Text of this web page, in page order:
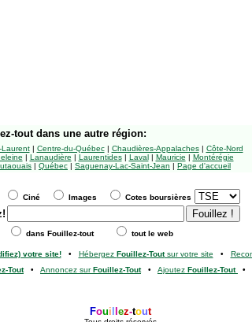
toutdans une autre région:
Laurent| Centre-du-Québec| Chaudières-Appalaches| Côte-Nord
| Lanaudière | Laurentides| Laval| Mauricie | Montérégie
| Québec | Saguenay-Lac-Saint-Jean | Page d'accueil
Ciné Images Cotes boursières
dans Fouillez-tout tout le web
votre site!• Hébergez Fouillez-Toutsur votre site •
Tout• Annoncez surFouillez-Tout• Ajoutez Fouillez-Tout •
Foui ez-tout